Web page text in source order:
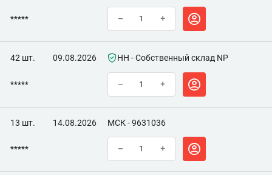
***** – +
42 шт. 09.08.2026 НН - Собственный склад NP
***** – +
13 шт. 14.08.2026 МСК - 9631036
***** – +